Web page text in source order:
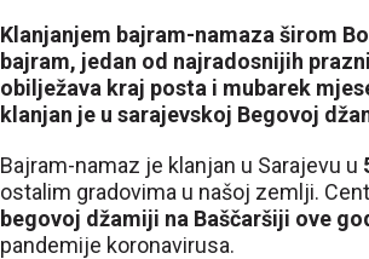
Klanjanjem bajram-namaza širom
bajram, jedan od najradosnijih
obilježava kraj posta i mubarek
klanjan je u sarajevskoj Begovoj
Bajram-namaz je klanjan u Sarajevu u
ostalim gradovima u našoj zemlji.
begovoj džamiji na Baščaršiji ove
pandemije koronavirusa.